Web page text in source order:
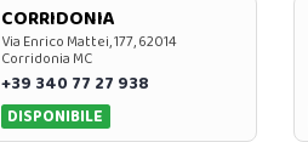
CORRIDONIA
Via Enrico Mattei, 177, 62014
Corridonia MC
+39 340 77 27 938
DISPONIBILE